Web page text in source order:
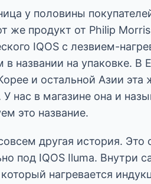
у половины
же продукт от Philip
IQOS с лезвием-
в названии на упаковке. В
и остальной Азии
нас в магазине она и
это название.
другая история. Это
под IQOS Iluma. Внутри
нагревается